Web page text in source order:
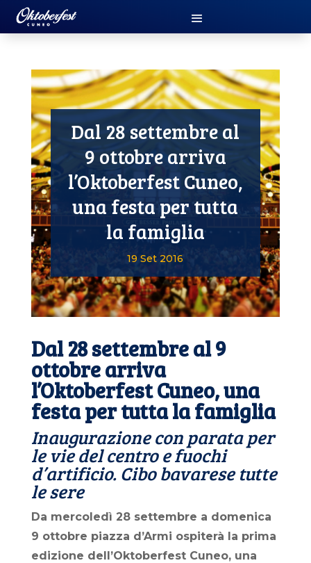
Dal 28 settembre al
9 ottobre arriva
l’Oktoberfest Cuneo,
una festa per tutta
la famiglia
19 Set 2016
Dal 28 settembre al 9
ottobre arriva
l’Oktoberfest Cuneo, una
festa per tutta la famiglia
Inaugurazione con parata per
le vie del centro e fuochi
d’artificio. Cibo bavarese tutte
le sere
Da mercoledì 28 settembre a domenica
9 ottobre piazza d’Armi ospiterà la prima
edizione dell’Oktoberfest Cuneo, una